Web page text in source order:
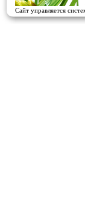
Сайт управляется